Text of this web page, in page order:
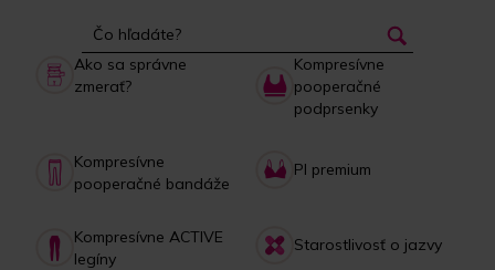
Ako sa správne
zmerať?
Kompresívne
pooperačné
podprsenky
Kompresívne
pooperačné bandáže
PI premium
Kompresívne ACTIVE
legíny
Starostlivosť o jazvy